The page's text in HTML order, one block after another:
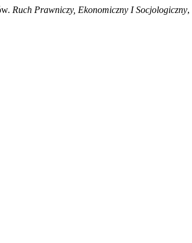
Ruch Prawniczy, Ekonomiczny I Socjologiczny,